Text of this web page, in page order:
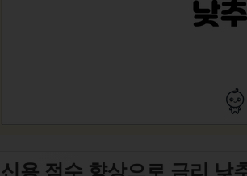
신용 점수 향상으로 금리 낮